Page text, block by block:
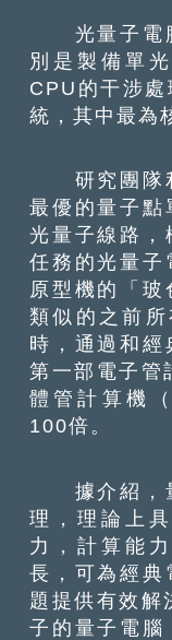
光量子電腦
別是製備單
CPU的干涉
統，其中最為
研究團隊利
最優的量子點
光量子線路，
任務的光量子
原型機的「
類似的之前
時，通過和經
第一部電子管
體管計算機
100倍。
據介紹，量
理，理論上
力，計算能
長，可為經典
題提供有效解
子的量子電腦